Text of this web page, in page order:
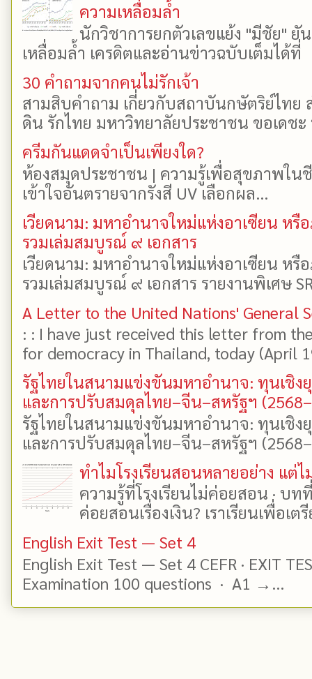
ความเหลื่อมล้ำ
นักวิชาการยกตัวเลขแย้ง "มีชัย"
เหลื่อมล้ำ เครดิตและอ่านข่าวฉบับเต็มได้
30 คำถามจากคนไม่รักเจ้า
สามสิบคำถาม เกี่ยวกับสถาบันกษัตริย์ไทย
ดิน รักไทย มหาวิทยาลัยประชาชน ขอเดช
ครีมกันแดดจำเป็นเพียงใด?
ห้องสมุดประชาชน | ความรู้เพื่อสุขภาพใน
เข้าใจอันตรายจากรังสี UV เลือกผล...
เวียดนาม: มหาอำนาจใหม่แห่งอาเซียน ห
รวมเล่มสมบูรณ์ ๙ เอกสาร
เวียดนาม: มหาอำนาจใหม่แห่งอาเซียน ห
รวมเล่มสมบูรณ์ ๙ เอกสาร รายงานพิเศษ
A Letter to the United Nations' General
: : I have just received this letter from
for democracy in Thailand, today (April
รัฐไทยในสนามแข่งขันมหาอำนาจ: ทุนเชิง
และการปรับสมดุลไทย–จีน–สหรัฐฯ
รัฐไทยในสนามแข่งขันมหาอำนาจ: ทุนเชิง
และการปรับสมดุลไทย–จีน–สหรัฐฯ
ทำไมโรงเรียนสอนหลายอย่าง แต่ไ
ความรู้ที่โรงเรียนไม่ค่อยสอน · บ
ค่อยสอนเรื่องเงิน? เราเรียนเพื่อเต
English Exit Test — Set 4
English Exit Test — Set 4 CEFR · EXIT
Examination 100 questions · A1 →...